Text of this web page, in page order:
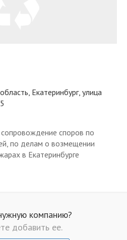
Екатеринбург, улица
споров по
по делам о возмещении
в Екатеринбурге
компанию?
добавить ее.